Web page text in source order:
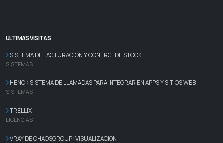
ÚLTIMAS VISITAS
SISTEMA DE FACTURACIÓN Y CONTROL DE STOCK
SISTEMAS
HENOI: SISTEMA DE LLAMADAS PARA INTEGRAR EN APPS Y SITIOS WEB
SISTEMAS
TRELLIX
LICENCIAS
VRAY DE CHAOSGROUP: VISUALIZACIÓN